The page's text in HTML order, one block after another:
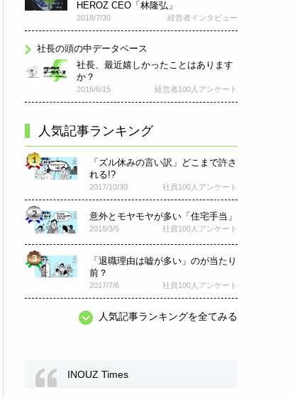
HEROZ CEO「林隆弘」
2018/7/30 経営者インタビュー
社長の頭の中データベース
社長、最近嬉しかったことはあります
か？
2016/6/15 経営者100人アンケート
人気記事ランキング
「ズル休みの言い訳」どこまで許さ
れる!?
2017/10/30 社員100人アンケート
意外とモヤモヤが多い「住宅手当」
2018/3/5 社員100人アンケート
「退職理由は嘘が多い」のが当たり
前？
2017/7/6 社員100人アンケート
人気記事ランキングを全てみる
INOUZ Times